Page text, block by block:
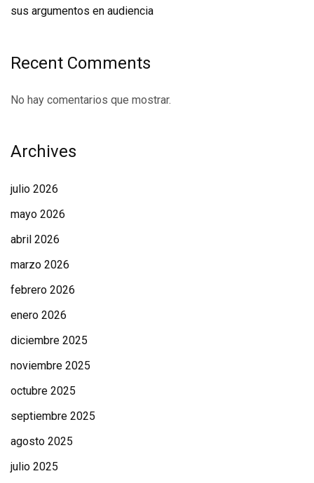
sus argumentos en audiencia
Recent Comments
No hay comentarios que mostrar.
Archives
julio 2026
mayo 2026
abril 2026
marzo 2026
febrero 2026
enero 2026
diciembre 2025
noviembre 2025
octubre 2025
septiembre 2025
agosto 2025
julio 2025